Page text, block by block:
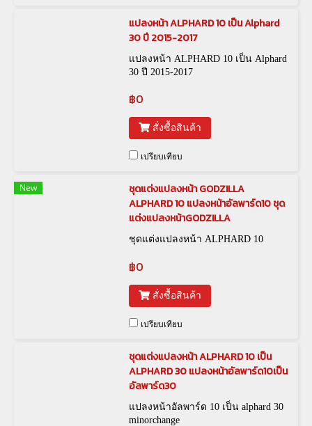
แปลงหน้า ALPHARD 10 เป็น Alphard
30 ปี 2015-2017
แปลงหน้า ALPHARD 10 เป็น Alphard
30 ปี 2015-2017
฿0
สั่งซื้อสินค้า
เปรียบเทียบ
New
ชุดแต่งแปลงหน้า GODZILLA
ALPHARD 10 แปลงหน้าอัลพาร์ด10 ชุด
แต่งแปลงหน้าGODZILLA
ชุดแต่งแปลงหน้า ALPHARD 10
฿0
สั่งซื้อสินค้า
เปรียบเทียบ
ชุดแต่งแปลงหน้า ALPHARD 10 เป็น
ALPHARD 30 แปลงหน้าอัลพาร์ด10เป็น
อัลพาร์ด30
แปลงหน้าอัลพาร์ด 10 เป็น alphard 30
minorchange